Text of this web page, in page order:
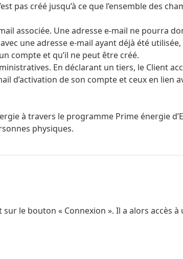
pas créé jusqu’à ce que l’ensemble des
associée. Une adresse e-mail ne pourra
une adresse e-mail ayant déjà été utilisée,
compte et qu’il ne peut être créé.
En déclarant un tiers, le Client
d’activation de son compte et ceux en lien
à travers le programme Prime énergie
physiques.
le bouton « Connexion ». Il a alors accès à